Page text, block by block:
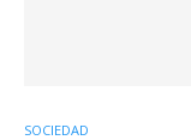
SOCIEDAD